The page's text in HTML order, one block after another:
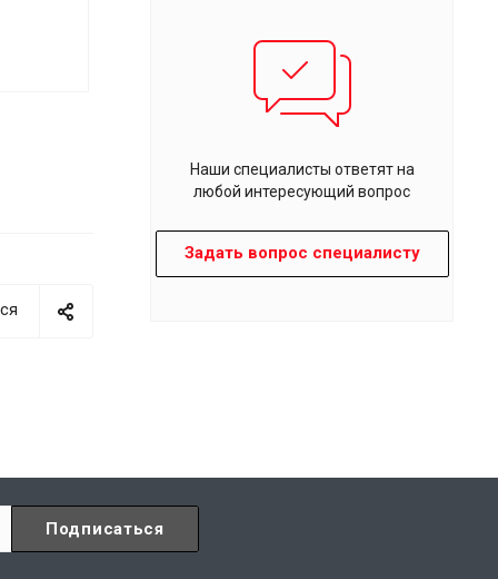
Наши специалисты ответят на
любой интересующий вопрос
Задать вопрос специалисту